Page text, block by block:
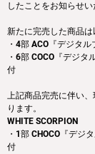
したことをお知らせい
新たに完売した商品は
・4部 ACO『デジタ
・6部 COCO『デジ
付
上記商品完売に伴い
ります。
WHITE SCORPION
・1部 CHOCO『デジ
付